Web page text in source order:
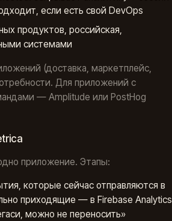
если есть свой DevOps
продуктов, российская,
системами
(доставка, маркетплейс,
Для приложений с
— Amplitude или PostHog
приложение. Этапы:
которые сейчас отправляются в
приходящие — в Firebase Analytics
можно не переносить»